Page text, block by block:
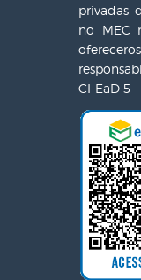
privadas
no MEC
CI-EaD 5